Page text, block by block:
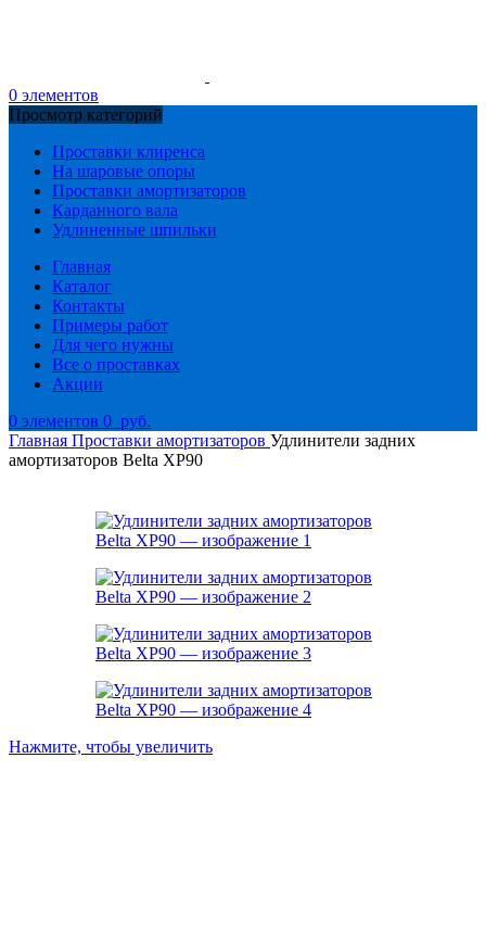
0 элементов
Просмотр категорий
Проставки клиренса
На шаровые опоры
Проставки амортизаторов
Карданного вала
Удлиненные шпильки
Главная
Каталог
Контакты
Примеры работ
Для чего нужны
Все о проставках
Акции
0 элементов 0 руб.
Главная Проставки амортизаторов Удлинители задних
амортизаторов Belta XP90
Нажмите, чтобы увеличить